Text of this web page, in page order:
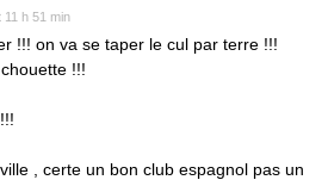
11 h 51 min
!!! on va se taper le cul par terre !!!
!!!
, certe un bon club espagnol pas un